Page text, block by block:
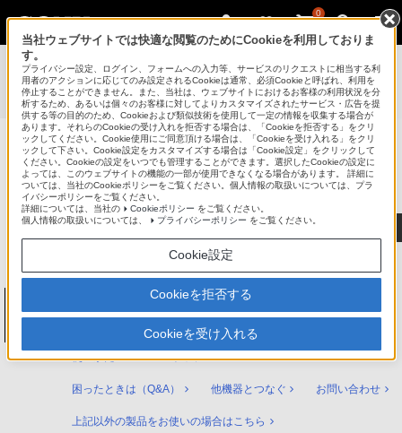
0
使いかたマニュアル（取扱説明 Web版）
BDZ-ZT3500 / BDZ-ZT2500 / BDZ-ZT1500 / BDZ-ZW2500 /
BDZ-ZW1500 / BDZ-ZW550 使いかたマニュアル
ブルーレイディスク/DVDレコーダー
サポート・お問い合わせ
ブルーレイディスク/DVDレコーダー
BDZ-ZT3500 / BDZ-ZT2500 / BDZ-ZT1500 /
BDZ-ZW2500 / BDZ-ZW1500 / BDZ-ZW550
使いかたマニュアル トップ
困ったときは（Q&A） 他機器とつなぐ お問い合わせ
上記以外の製品をお使いの場合はこちら
当社ウェブサイトでは快適な閲覧のためにCookieを利用しておりま
す。
プライバシー設定、ログイン、フォームへの入力等、サービスのリクエストに相当する利
用者のアクションに応じてのみ設定されるCookieは通常、必須Cookieと呼ばれ、利用を
停止することができません。また、当社は、ウェブサイトにおけるお客様の利用状況を分
析するため、あるいは個々のお客様に対してよりカスタマイズされたサービス・広告を提
供する等の目的のため、Cookieおよび類似技術を使用して一定の情報を収集する場合が
あります。それらのCookieの受け入れを拒否する場合は、「Cookieを拒否する」をクリ
ックしてください。Cookie使用にご同意頂ける場合は、「Cookieを受け入れる」をクリ
ックして下さい。Cookie設定をカスタマイズする場合は「Cookie設定」をクリックして
ください。Cookieの設定をいつでも管理することができます。選択したCookieの設定に
よっては、このウェブサイトの機能の一部が使用できなくなる場合があります。 詳細に
ついては、当社のCookieポリシーをご覧ください。個人情報の取扱いについては、プラ
イバシーポリシーをご覧ください。
詳細については、当社の
Cookieポリシー をご覧ください。
個人情報の取扱いについては、
プライバシーポリシー をご覧ください。
Cookie設定
Cookieを拒否する
Cookieを受け入れる